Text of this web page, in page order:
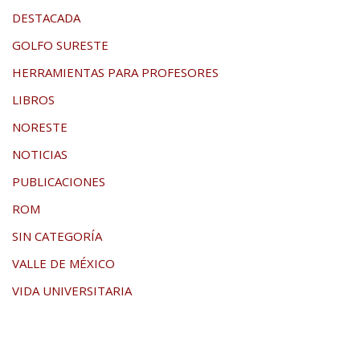
DESTACADA
GOLFO SURESTE
HERRAMIENTAS PARA PROFESORES
LIBROS
NORESTE
NOTICIAS
PUBLICACIONES
ROM
SIN CATEGORÍA
VALLE DE MÉXICO
VIDA UNIVERSITARIA